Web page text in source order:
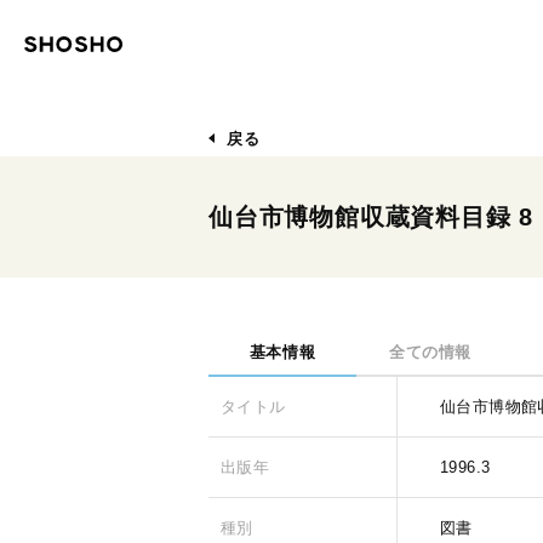
戻る
仙台市博物館収蔵資料目録 8
基本情報 全ての情報
タイトル 仙台市博物館
出版年 1996.3
種別 図書